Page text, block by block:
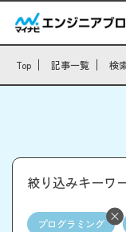
Top 記事一覧 検
絞り込みキーワ
プログラミング